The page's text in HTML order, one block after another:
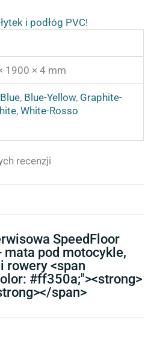
i podłóg PVC!
1900 × 4 mm
, Blue-Yellow, Graphite-
,White-Rosso
recenzji
SpeedFloor
mata pod motocykle,
rowery <span
#ff350a;"><strong>
span>